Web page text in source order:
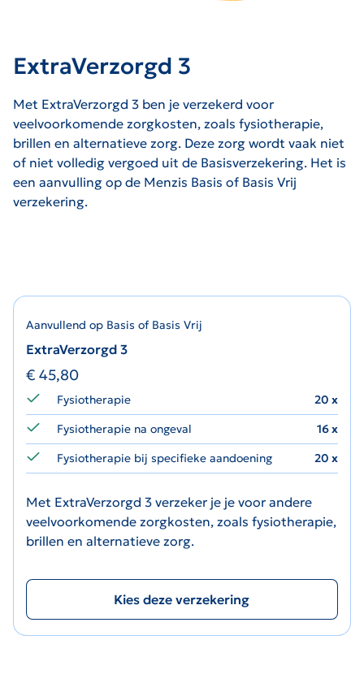
ExtraVerzorgd 3
Met ExtraVerzorgd 3 ben je verzekerd voor
veelvoorkomende zorgkosten, zoals fysiotherapie,
brillen en alternatieve zorg. Deze zorg wordt vaak niet
of niet volledig vergoed uit de Basisverzekering. Het is
een aanvulling op de Menzis Basis of Basis Vrij
verzekering.
Aanvullend op Basis of Basis Vrij
ExtraVerzorgd 3
€ 45,80
Fysiotherapie
20 x
Fysiotherapie na ongeval
16 x
Fysiotherapie bij specifieke aandoening
20 x
Met ExtraVerzorgd 3 verzeker je je voor andere
veelvoorkomende zorgkosten, zoals fysiotherapie,
brillen en alternatieve zorg.
Kies deze verzekering